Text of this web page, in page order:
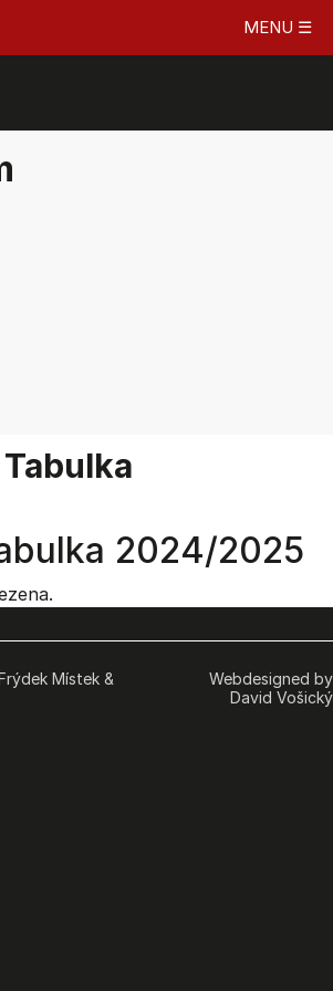
MENU ☰
Tabulka
2024/2025
Místek &
Webdesigned by
David Vošický